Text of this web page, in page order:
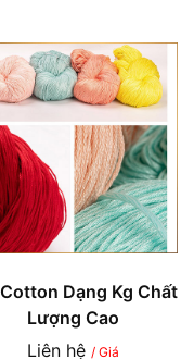
Dạng Kg Chất
Lượng Cao
Liên hệ / Giá